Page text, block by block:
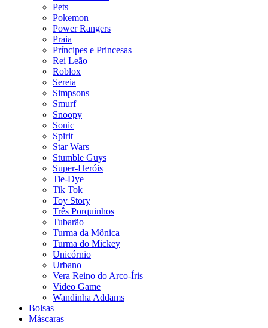
Pets
Pokemon
Power Rangers
Praia
Príncipes e Princesas
Rei Leão
Roblox
Sereia
Simpsons
Smurf
Snoopy
Sonic
Spirit
Star Wars
Stumble Guys
Super-Heróis
Tie-Dye
Tik Tok
Toy Story
Três Porquinhos
Tubarão
Turma da Mônica
Turma do Mickey
Unicórnio
Urbano
Vera Reino do Arco-Íris
Video Game
Wandinha Addams
Bolsas
Máscaras